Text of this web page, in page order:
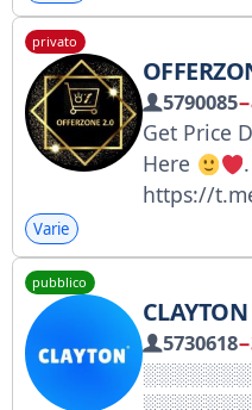
privato
5790085
Get Price
Here
.
https://
Related :
Varie
pubblico
CLAYTON
5730618